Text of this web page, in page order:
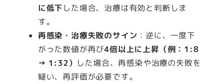
に低下した場合、治療は有効と判断しま
す。
再感染・治療失敗のサイン ：逆に、一度下
がった数値が再び4倍以上に上昇（例：1:8
→ 1:32） した場合、再感染や治療の失敗を
疑い、再評価が必要です。